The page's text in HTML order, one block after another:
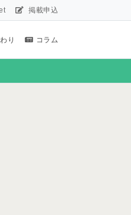
掲載申込
り コラム